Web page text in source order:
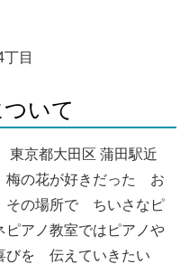
目
いて
東京都大田区 蒲田駅近
梅の花が好きだった お
その場所で ちいさなピ
ピアノ教室ではピアノや
びを 伝えていきたい